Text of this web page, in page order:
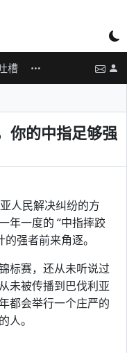
槽
你的中指足够强
人民解决纠纷的方
年一度的 “中指摔跤
强者前来角逐。
标赛，还从未听说过
未被传播到巴伐利亚
都会举行一个庄严的
人。